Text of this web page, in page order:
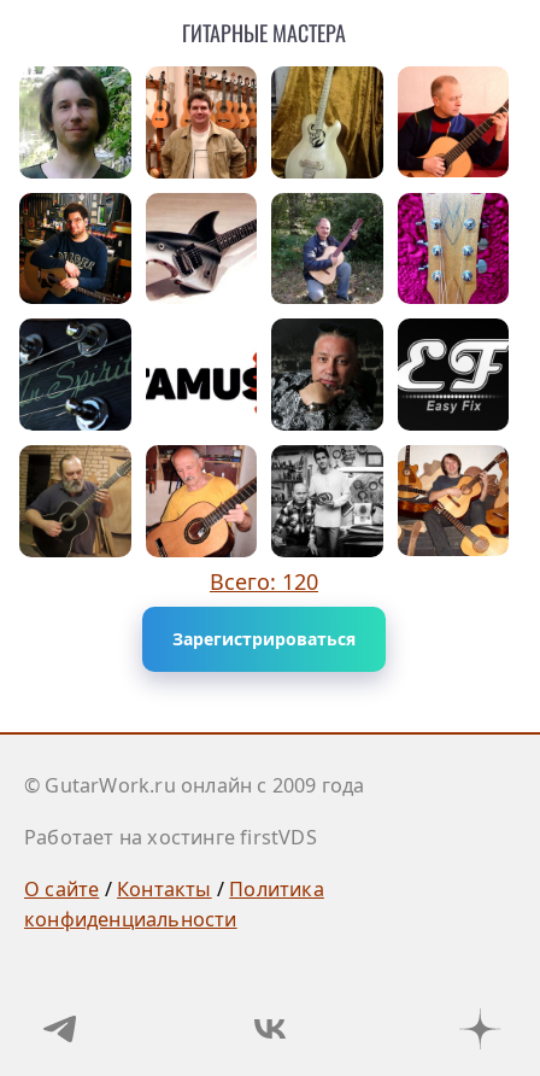
Гитарные мастера
Всего: 120
Зарегистрироваться
© GutarWork.ru онлайн c 2009 года
Работает на хостинге firstVDS
О сайте / Контакты / Политика
конфиденциальности